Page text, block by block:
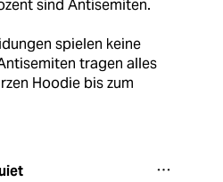
sind Antisemiten.
spielen keine
tragen alles
Hoodie bis zum